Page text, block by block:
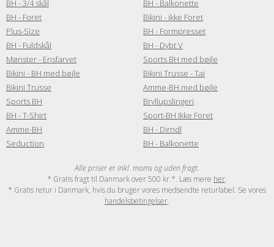
BH - 3/4 skål
BH - Foret
Plus-Size
BH - Fuldskål
Mønster - Ensfarvet
Bikini - BH med bøjle
Bikini Trusse
Sports BH
BH - T-Shirt
Amme-BH
Seduction
BH - Balkonette
Bikini - ikke Foret
BH - Formpresset
BH - Dybt V
Sports BH med bøjle
Bikini Trusse - Tai
Amme-BH med bøjle
Bryllupslingeri
Sport-BH Ikke Foret
BH - Dirndl
BH - Balkonette
Alle priser er inkl. moms og uden fragt.
* Gratis fragt til Danmark over 500 kr.*. Læs mere her.
* Gratis retur i Danmark, hvis du bruger vores medsendte returlabel. Se vores
handelsbetingelser.